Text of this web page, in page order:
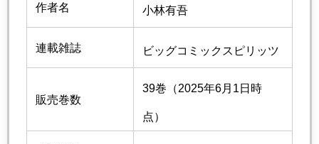
作者名 小林有吾
連載雑誌 ビッグコミックスピリッツ
販売巻数
39巻（2025年6月1日時
点）